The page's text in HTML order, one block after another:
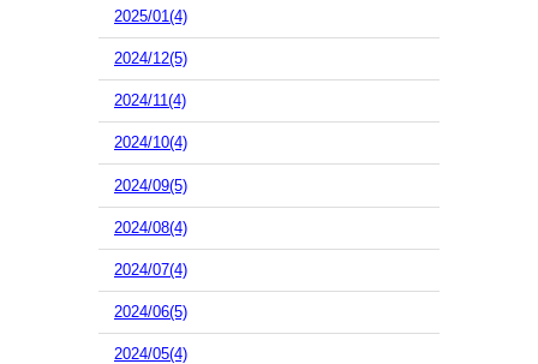
2025/01(4)
2024/12(5)
2024/11(4)
2024/10(4)
2024/09(5)
2024/08(4)
2024/07(4)
2024/06(5)
2024/05(4)